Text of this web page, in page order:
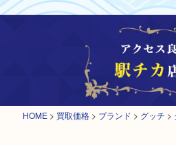
HOME > 買取価格 > ブランド > グッチ >